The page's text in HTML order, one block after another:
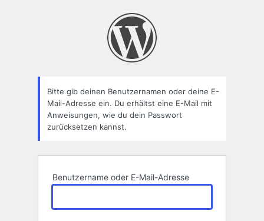
Bitte gib deinen Benutzernamen oder deine E-
Mail-Adresse ein. Du erhältst eine E-Mail mit
Anweisungen, wie du dein Passwort
zurücksetzen kannst.
Benutzername oder E-Mail-Adresse